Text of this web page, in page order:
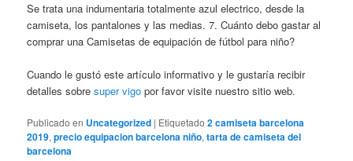
Se trata una indumentaria totalmente azul electrico, desde la
camiseta, los pantalones y las medias. 7. Cuánto debo gastar al
comprar una Camisetas de equipación de fútbol para niño?
Cuando le gustó este artículo informativo y le gustaría recibir
detalles sobresuper vigo por favor visite nuestro sitio web.
Publicado en Uncategorized | Etiquetado 2 camiseta barcelona
2019,precio equipacion barcelona niño,tarta de camiseta del
barcelona